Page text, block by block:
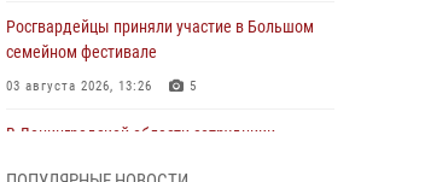
Росгвардейцы приняли участие в Большом
семейном фестивале
03 августа 2026, 13:26 5
В Ленинградской области сотрудники